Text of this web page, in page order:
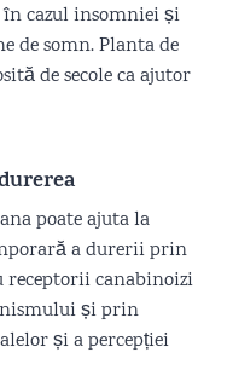
cazul insomniei și
de somn. Planta de
de secole ca ajutor
poate ajuta la
a durerii prin
receptorii canabinoizi
și prin
și a percepției